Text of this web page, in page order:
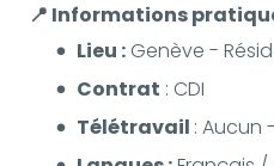
📍 Informations
Lieu : Genève -
Contrat : CDI
Télétravail : Aucun